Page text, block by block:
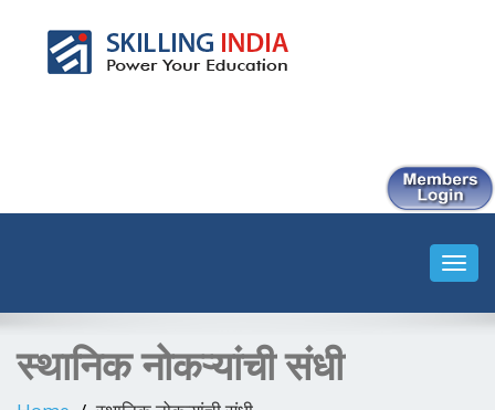
स्थानिक नोकऱ्यांची संधी